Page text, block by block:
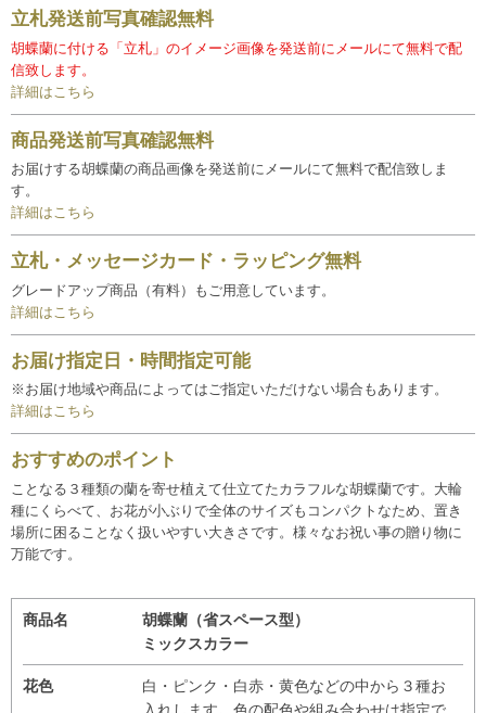
立札発送前写真確認無料
胡蝶蘭に付ける「立札」のイメージ画像を発送前にメールにて無料で配
信致します。
詳細はこちら
商品発送前写真確認無料
お届けする胡蝶蘭の商品画像を発送前にメールにて無料で配信致しま
す。
詳細はこちら
立札・メッセージカード・ラッピング無料
グレードアップ商品（有料）もご用意しています。
詳細はこちら
お届け指定日・時間指定可能
※お届け地域や商品によってはご指定いただけない場合もあります。
詳細はこちら
おすすめのポイント
ことなる３種類の蘭を寄せ植えて仕立てたカラフルな胡蝶蘭です。大輪
種にくらべて、お花が小ぶりで全体のサイズもコンパクトなため、置き
場所に困ることなく扱いやすい大きさです。様々なお祝い事の贈り物に
万能です。
商品名
胡蝶蘭（省スペース型）
ミックスカラー
花色
白・ピンク・白赤・黄色などの中から３種お
入れします。色の配色や組み合わせは指定で